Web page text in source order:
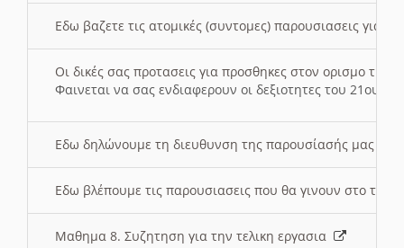
Εδω βαζετε τις ατομικές (συντομες) παρουσιασεις για
Οι δικές σας προτασεις για προσθηκες στον ορισμο
Φαινεται να σας ενδιαφερουν οι δεξιοτητες του 21ου
Εδω δηλώνουμε τη διευθυνση της παρουσίασής μας
Εδω βλέπουμε τις παρουσιασεις που θα γινουν στο
Μαθημα 8. Συζητηση για την τελικη εργασια